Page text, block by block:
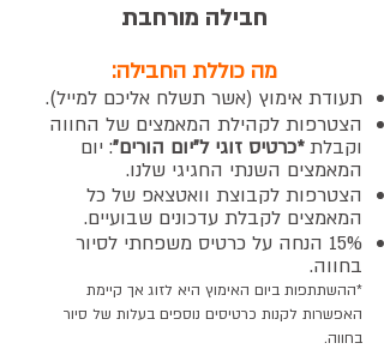
חבילה מורחבת
מה כוללת החבילה:
תעודת אימוץ (אשר תשלח אליכם למייל).
הצטרפות לקהילת המאמצים של החווה
וקבלת*כרטיס זוגי ל"יום הורים": יום
המאמצים השנתי החגיגי שלנו.
הצטרפות לקבוצת וואטצאפ של כל
המאמצים לקבלת עדכונים שבועיים.
15% הנחה על כרטיס משפחתי
לסיור
בחווה.
*ההשתתפות ביום האימוץ היא לזוג אך קיימת
האפשרות לקנות כרטיסים נוספים בעלות של סיור
בחווה.